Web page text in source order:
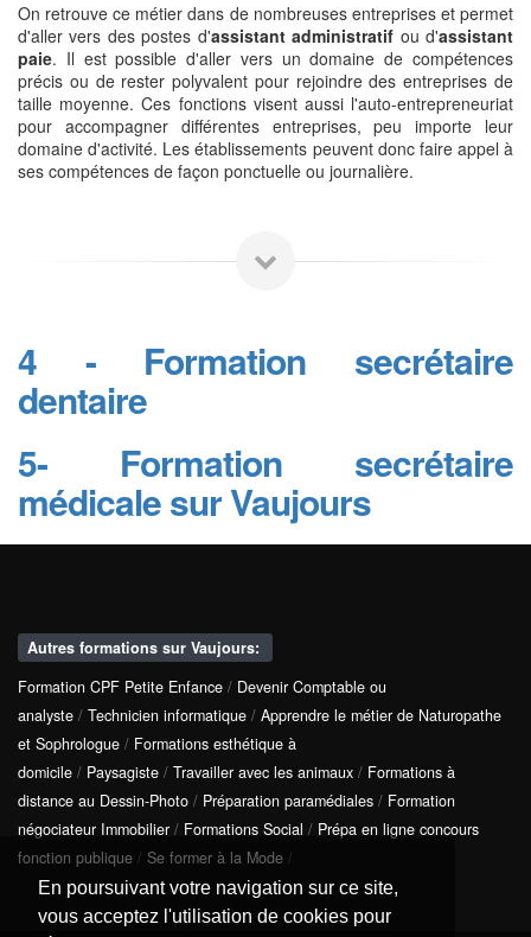
En poursuivant votre navigation sur ce site,
vous acceptez l'utilisation de cookies pour
On retrouve ce métier dans de nombreuses entreprises et permet
d'aller vers des postes d'assistant administratif ou d'assistant
paie. Il est possible d'aller vers un domaine de compétences
précis ou de rester polyvalent pour rejoindre des entreprises de
taille moyenne. Ces fonctions visent aussi l'auto-entrepreneuriat
pour accompagner différentes entreprises, peu importe leur
domaine d'activité. Les établissements peuvent donc faire appel à
ses compétences de façon ponctuelle ou journalière.
4 - Formation secrétaire
dentaire
5- Formation secrétaire
médicale sur Vaujours
Autres formations sur Vaujours:
Formation CPF Petite Enfance / Devenir Comptable ou
analyste / Technicien informatique / Apprendre le métier de Naturopathe
et Sophrologue / Formations esthétique à
domicile / Paysagiste / Travailler avec les animaux / Formations à
distance au Dessin-Photo / Préparation paramédiales / Formation
négociateur Immobilier / Formations Social / Prépa en ligne concours
fonction publique / Se former à la Mode /